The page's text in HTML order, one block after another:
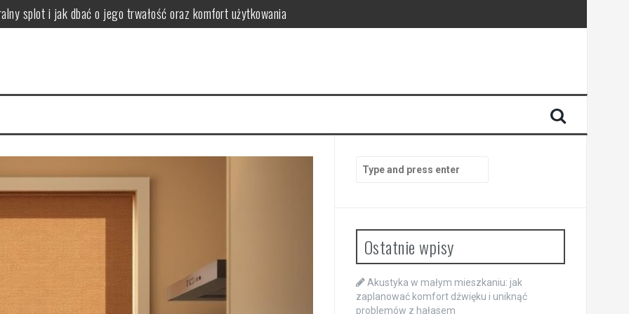
splot i jak dbać o jego trwałość oraz komfort użytkowania
i dobierać metody czyszczenia dla różnych zabrudzeń
by ograniczyć ryzyko reakcji alergicznych
wybrać rozmiar, kształt i kolor dla funkcjonalnej przestrzeni
for:
Ostatnie wpisy
Akustyka w małym mieszkaniu: jak
zaplanować komfort dźwięku i uniknąć
problemów z hałasem